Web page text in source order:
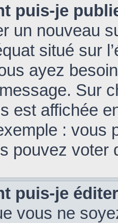
puis-je
un nouveau
situé sur
ayez
Sur
est affichée
: vous
pouvez voter
puis-je
vous ne